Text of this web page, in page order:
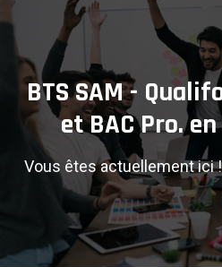
BTS SAM -
et BAC Pro.
Vous êtes actuellement ici